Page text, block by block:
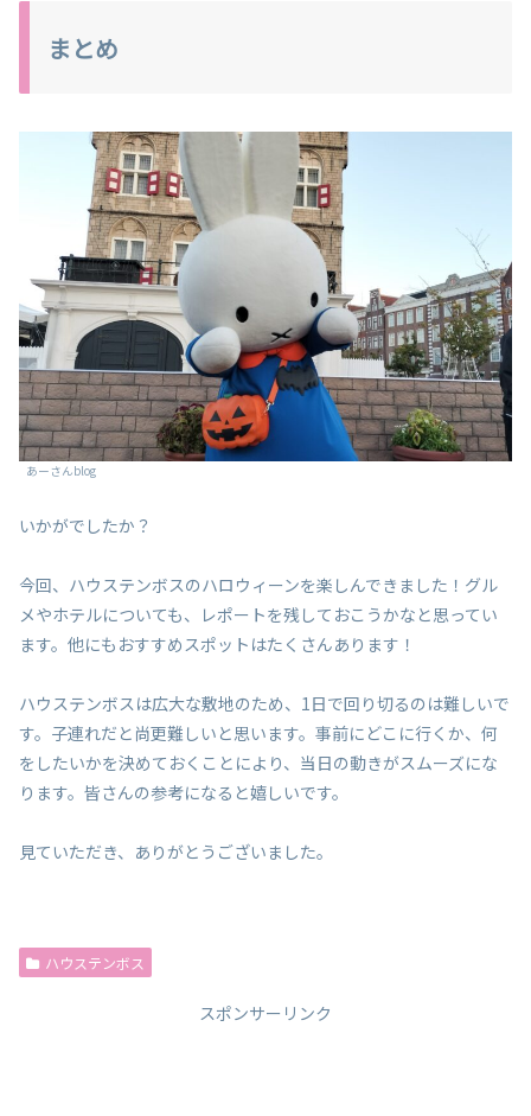
まとめ
あーさんblog
いかがでしたか？
今回、ハウステンボスのハロウィーンを楽しんできました！グル
メやホテルについても、レポートを残しておこうかなと思ってい
ます。他にもおすすめスポットはたくさんあります！
ハウステンボスは広大な敷地のため、1日で回り切るのは難しいで
す。子連れだと尚更難しいと思います。事前にどこに行くか、何
をしたいかを決めておくことにより、当日の動きがスムーズにな
ります。皆さんの参考になると嬉しいです。
見ていただき、ありがとうございました。
ハウステンボス
スポンサーリンク